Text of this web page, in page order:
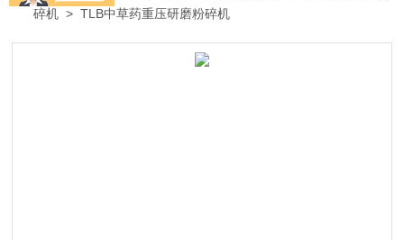
碎机 > TLB中草药重压研磨粉碎机